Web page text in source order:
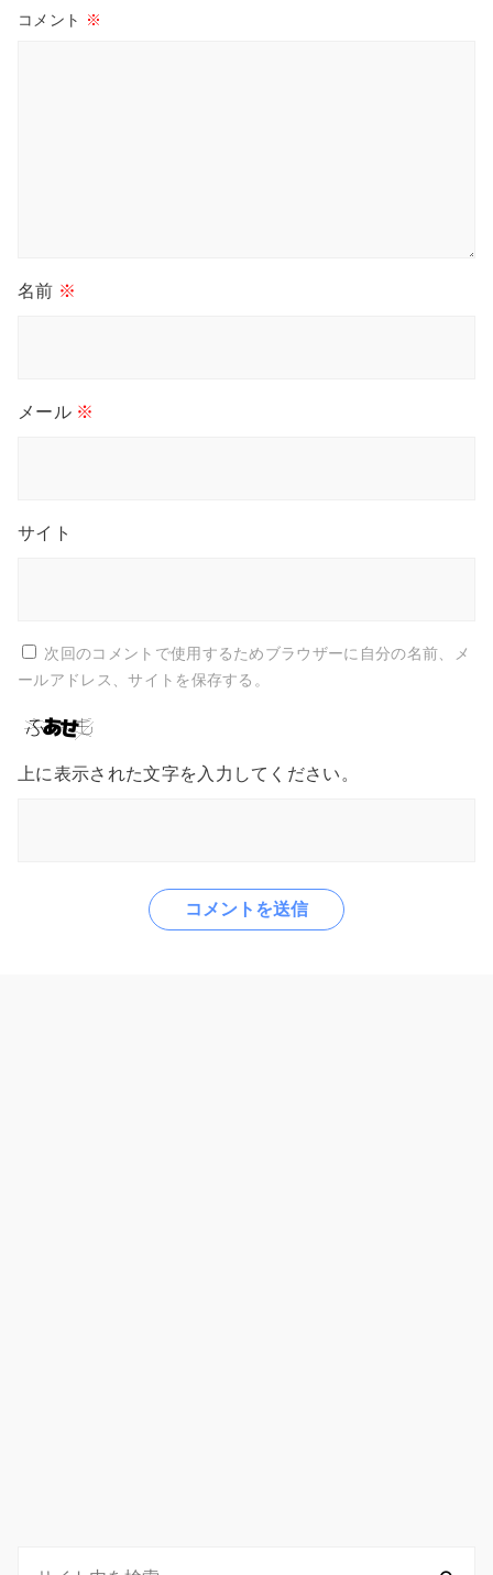
コメント ※
名前 ※
メール ※
サイト
次回のコメントで使用するためブラウザーに自分の名前、メ
ールアドレス、サイトを保存する。
上に表示された文字を入力してください。